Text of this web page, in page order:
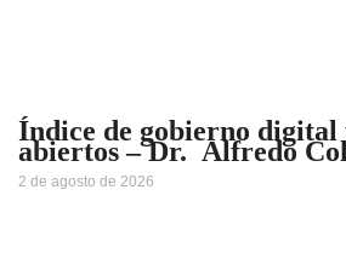
Índice de gobierno digital
abiertos – Dr. Alfredo
2 de agosto de 2026